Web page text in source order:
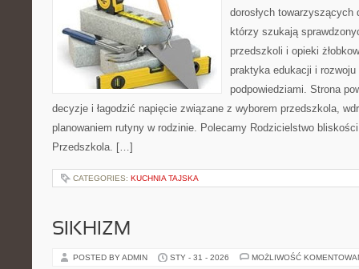
dorosłych
którzy szukają
przedszkoli i opieki
praktyka edukacji i
podpowiedziami. Strona
decyzje i łagodzić napięcie związane z wyborem przedszkola,
planowaniem rutyny w rodzinie. Polecamy Rodzicielstwo
Przedszkola. […]
CATEGORIES: KUCHNIA TAJSKA
SIKHIZM
POSTED BY ADMIN STY - 31 - 2026 MOŻLIWOŚĆ